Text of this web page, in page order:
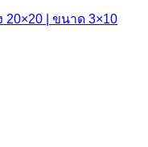
20×20 | ขนาด 3×10